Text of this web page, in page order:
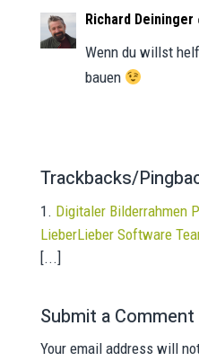
Richard Deininger
Wenn du willst
bauen
Trackbacks/
Digitaler Bilderrahmen
LieberLieber Software
[...]
Submit a Comment
Your email address will